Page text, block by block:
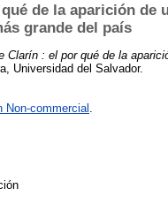
de la aparición de
grande del país
Clarín : el por qué de la
Universidad del Salvador.
Non-commercial .